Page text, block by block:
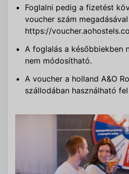
Foglalni pedig a fizetést
voucher szám
https://
A foglalás a későbbiekben
nem módosítható.
A voucher a holland A&O
szállodában használható fel